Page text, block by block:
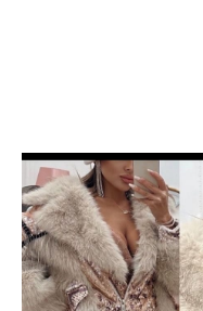
ABRIGO
PIEL
FUZZY
cantidad